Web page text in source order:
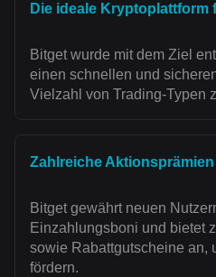
Die ideale Kryptoplattform
Bitget wurde mit dem Ziel
einen schnellen und
Vielzahl von Trading-Typen
Zahlreiche Aktionsprämien
Bitget gewährt neuen
Einzahlungsboni und bietet
sowie Rabattgutscheine an,
fördern.